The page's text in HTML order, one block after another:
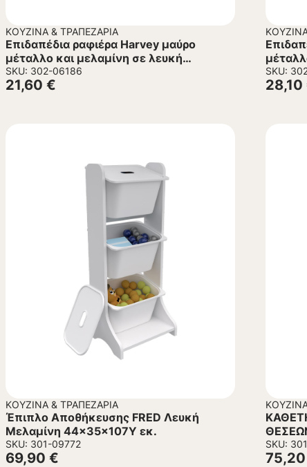
ΚΟΥΖΊΝΑ & ΤΡΑΠΕΖΑΡΊΑ
Επιδαπέδια ραφιέρα Harvey μαύρο
μέταλλο και μελαμίνη σε λευκή
απόχρωση 33x28x70εκ
SKU: 302-06186
21,60 €
SKU:
28,10
ΚΟΥΖΊΝΑ & ΤΡΑΠΕΖΑΡΊΑ
Έπιπλο Αποθήκευσης FRED Λευκή
Μελαμίνη 44x35x107Υ εκ.
SKU: 301-09772
69,90 €
SKU:
75,20